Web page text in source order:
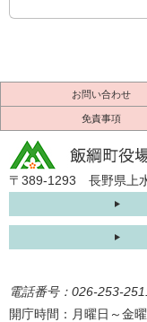
お問い合わせ
免責事項
〒389-1293 長野県上
電話番号：026-253-
開庁時間：月曜日～金